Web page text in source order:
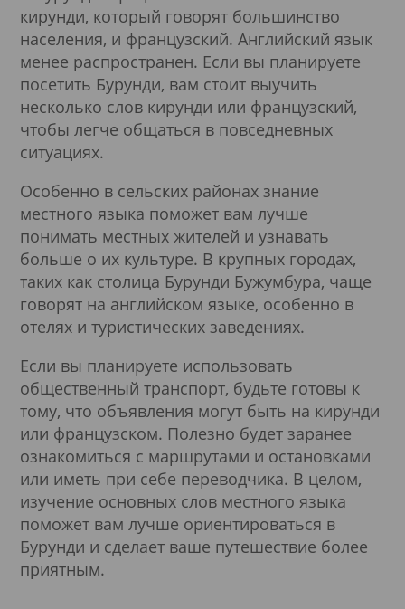
кирунди, который говорят большинство
населения, и французский. Английский язык
менее распространен. Если вы планируете
посетить Бурунди, вам стоит выучить
несколько слов кирунди или французский,
чтобы легче общаться в повседневных
ситуациях.
Особенно в сельских районах знание
местного языка поможет вам лучше
понимать местных жителей и узнавать
больше о их культуре. В крупных городах,
таких как столица Бурунди Бужумбура, чаще
говорят на английском языке, особенно в
отелях и туристических заведениях.
Если вы планируете использовать
общественный транспорт, будьте готовы к
тому, что объявления могут быть на кирунди
или французском. Полезно будет заранее
ознакомиться с маршрутами и остановками
или иметь при себе переводчика. В целом,
изучение основных слов местного языка
поможет вам лучше ориентироваться в
Бурунди и сделает ваше путешествие более
приятным.